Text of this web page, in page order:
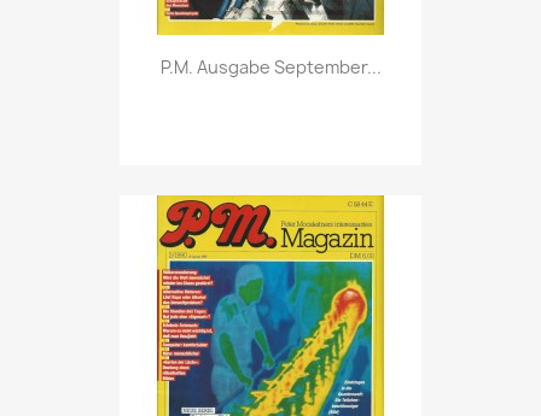
Vorschau
P.M. Ausgabe September...